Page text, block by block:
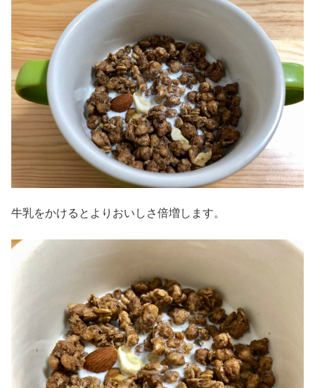
牛乳をかけるとよりおいしさ倍増します。